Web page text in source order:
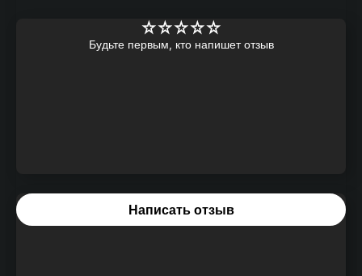
Будьте первым, кто напишет отзыв
Написать отзыв